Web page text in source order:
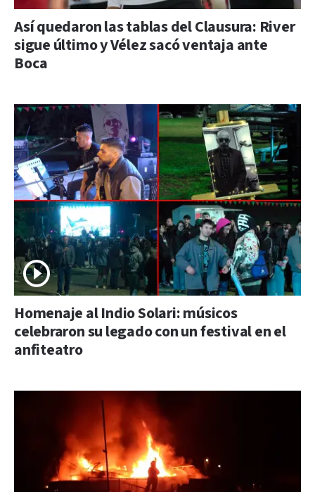
Así quedaron las tablas del Clausura: River
sigue último y Vélez sacó ventaja ante
Boca
Homenaje al Indio Solari: músicos
celebraron su legado con un festival en el
anfiteatro